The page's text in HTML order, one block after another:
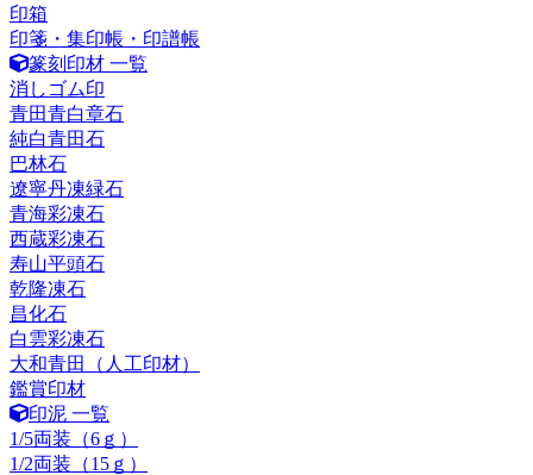
印箱
印箋・集印帳・印譜帳
篆刻印材 一覧
消しゴム印
青田青白章石
純白青田石
巴林石
遼寧丹凍緑石
青海彩凍石
西蔵彩凍石
寿山平頭石
乾隆凍石
昌化石
白雲彩凍石
大和青田（人工印材）
鑑賞印材
印泥 一覧
1/5両装（6ｇ）
1/2両装（15ｇ）